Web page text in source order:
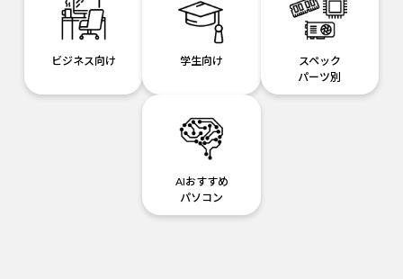
ビジネス向け 学生向け
スペック
パーツ別
AIおすすめ
パソコン